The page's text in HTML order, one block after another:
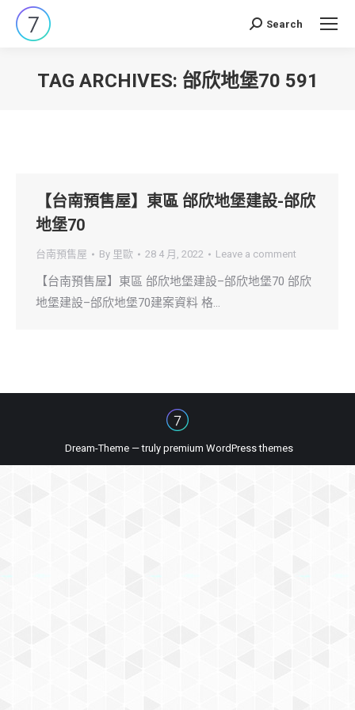
Search:
Search
TAG ARCHIVES: 邰欣地堡70 591
【台南預售屋】東區 邰欣地堡建設-邰欣
地堡70
台南預售屋 By 里歐 28 4 月, 2022 Leave a comment
【台南預售屋】東區 邰欣地堡建設–邰欣地堡70 邰欣
地堡建設–邰欣地堡70建案資料 格…
Dream-Theme — truly premium WordPress themes